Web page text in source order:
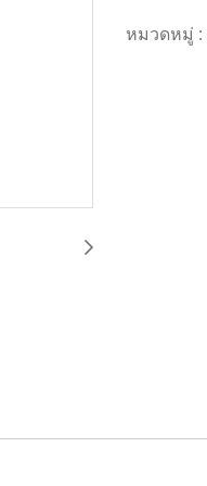
หมวดหมู่ :